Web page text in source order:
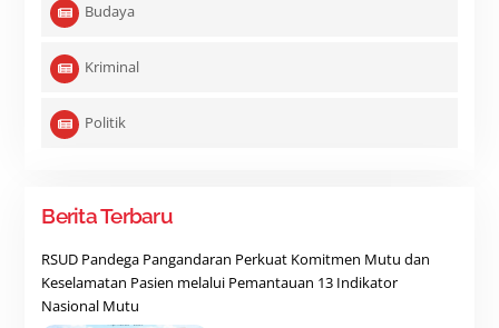
Budaya
Kriminal
Politik
Berita Terbaru
RSUD Pandega Pangandaran Perkuat Komitmen Mutu dan
Keselamatan Pasien melalui Pemantauan 13 Indikator
Nasional Mutu